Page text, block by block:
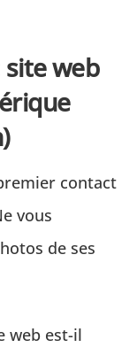
web
contact
vous
de ses
web est-il